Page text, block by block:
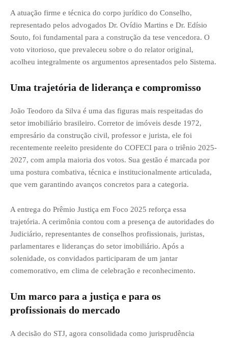
A atuação firme e técnica do corpo jurídico do Conselho,
representado pelos advogados Dr. Ovídio Martins e Dr. Edísio
Souto, foi fundamental para a construção da tese vencedora. O
voto vitorioso, que prevaleceu sobre o do relator original,
acolheu integralmente os argumentos apresentados pelo Sistema.
Uma trajetória de liderança e compromisso
João Teodoro da Silva é uma das figuras mais respeitadas do
setor imobiliário brasileiro. Corretor de imóveis desde 1972,
empresário da construção civil, professor e jurista, ele foi
recentemente reeleito presidente do COFECI para o triênio 2025-
2027, com ampla maioria dos votos. Sua gestão é marcada por
uma postura combativa, técnica e institucionalmente articulada,
que vem garantindo avanços concretos para a categoria.
A entrega do Prêmio Justiça em Foco 2025 reforça essa
trajetória. A cerimônia contou com a presença de autoridades do
Judiciário, representantes de conselhos profissionais, juristas,
parlamentares e lideranças do setor imobiliário. Após a
solenidade, os convidados participaram de um jantar
comemorativo, em clima de celebração e reconhecimento.
Um marco para a justiça e para os
profissionais do mercado
A decisão do STJ, agora consolidada como jurisprudência